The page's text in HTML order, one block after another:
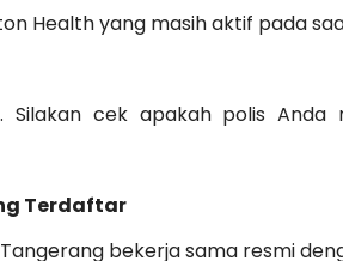
Health yang masih aktif pada
cek apakah polis Anda
Terdaftar
bekerja sama resmi